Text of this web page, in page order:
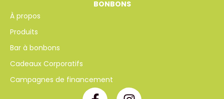
BONBONS
À propos
Produits
Bar à bonbons
Cadeaux Corporatifs
Campagnes de financement